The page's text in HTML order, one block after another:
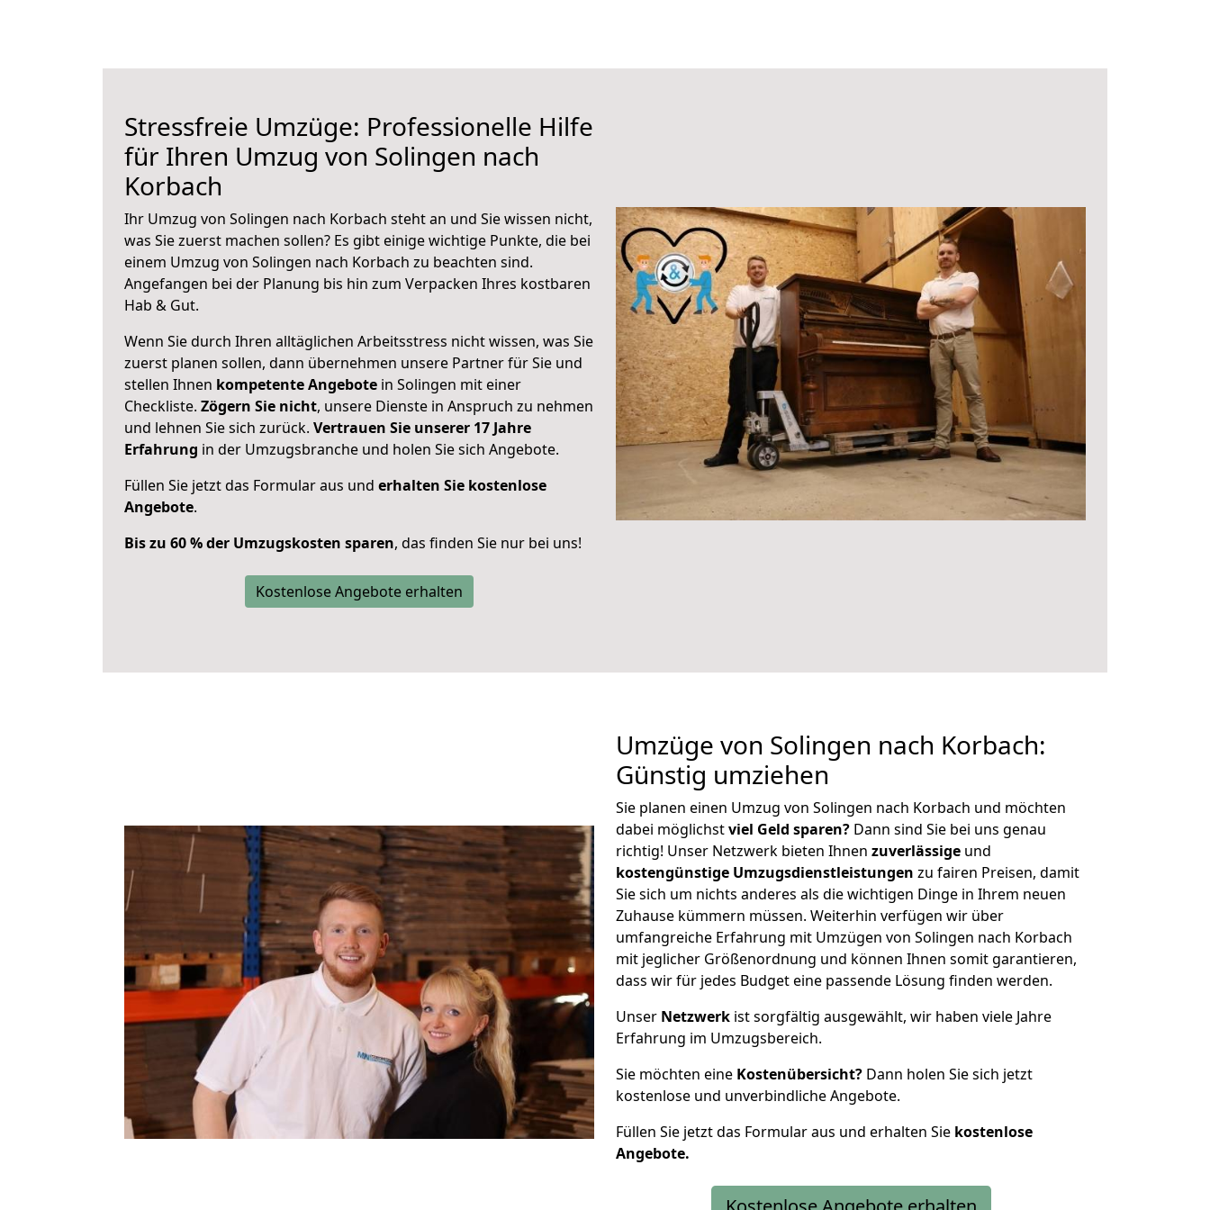
Stressfreie Umzüge: Professionelle Hilfe
für Ihren Umzug von Solingen nach
Korbach
Ihr Umzug von Solingen nach Korbach steht an und Sie wissen nicht,
was Sie zuerst machen sollen? Es gibt einige wichtige Punkte, die bei
einem Umzug von Solingen nach Korbach zu beachten sind.
Angefangen bei der Planung bis hin zum Verpacken Ihres kostbaren
Hab & Gut.
Wenn Sie durch Ihren alltäglichen Arbeitsstress nicht wissen, was Sie
zuerst planen sollen, dann übernehmen unsere Partner für Sie und
stellen Ihnen kompetente Angebote in Solingen mit einer
Checkliste. Zögern Sie nicht, unsere Dienste in Anspruch zu nehmen
und lehnen Sie sich zurück. Vertrauen Sie unserer 17 Jahre
Erfahrung in der Umzugsbranche und holen Sie sich Angebote.
Füllen Sie jetzt das Formular aus und erhalten Sie kostenlose
Angebote.
Bis zu 60 % der Umzugskosten sparen, das finden Sie nur bei uns!
Kostenlose Angebote erhalten
Umzüge von Solingen nach Korbach:
Günstig umziehen
Sie planen einen Umzug von Solingen nach Korbach und möchten
dabei möglichstviel Geld sparen? Dann sind Sie bei uns genau
richtig! Unser Netzwerk bieten Ihnen zuverlässige und
kostengünstige Umzugsdienstleistungen zu fairen Preisen, damit
Sie sich um nichts anderes als die wichtigen Dinge in Ihrem neuen
Zuhause kümmern müssen. Weiterhin verfügen wir über
umfangreiche Erfahrung mit Umzügen von Solingen nach Korbach
mit jeglicher Größenordnung und können Ihnen somit garantieren,
dass wir für jedes Budget eine passende Lösung finden werden.
Unser Netzwerk ist sorgfältig ausgewählt, wir haben viele Jahre
Erfahrung im Umzugsbereich.
Sie möchten eine Kostenübersicht? Dann holen Sie sich jetzt
kostenlose und unverbindliche Angebote.
Füllen Sie jetzt das Formular aus und erhalten Sie kostenlose
Angebote.